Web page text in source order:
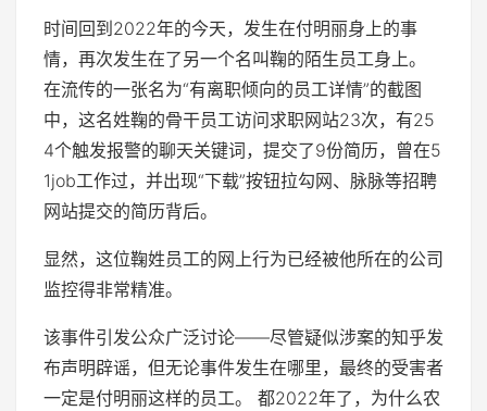
时间回到2022年的今天，发生在付明丽身上的事
情，再次发生在了另一个名叫鞠的陌生员工身上。
在流传的一张名为“有离职倾向的员工详情”的截图
中，这名姓鞠的骨干员工访问求职网站23次，有25
4个触发报警的聊天关键词，提交了9份简历，曾在5
1job工作过，并出现“下载”按钮拉勾网、脉脉等招聘
网站提交的简历背后。
显然，这位鞠姓员工的网上行为已经被他所在的公司
监控得非常精准。
该事件引发公众广泛讨论——尽管疑似涉案的知乎发
布声明辟谣，但无论事件发生在哪里，最终的受害者
一定是付明丽这样的员工。 都2022年了，为什么农